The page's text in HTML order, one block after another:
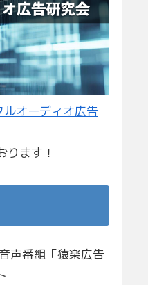
ルオーディオ広告
ります！
声番組「猿楽広告